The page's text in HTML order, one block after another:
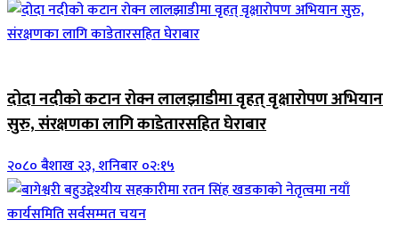
दोदा नदीको कटान रोक्न लालझाडीमा वृहत् वृक्षारोपण अभियान
सुरु, संरक्षणका लागि काडेतारसहित घेराबार
२०८० बैशाख २३, शनिबार ०२:१५